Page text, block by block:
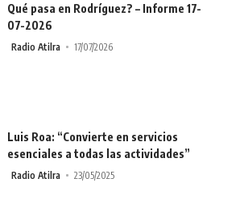
Qué pasa en Rodríguez? – Informe 17-
07-2026
Radio Atilra 17/07/2026
Luis Roa: “Convierte en servicios
esenciales a todas las actividades”
Radio Atilra 23/05/2025